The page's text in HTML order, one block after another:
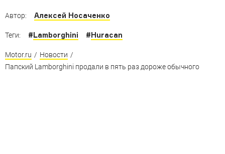
Автор: Алексей Носаченко
Теги: #Lamborghini #Huracan
Motor.ru / Новости /
Папский Lamborghini продали в пять раз дороже обычного